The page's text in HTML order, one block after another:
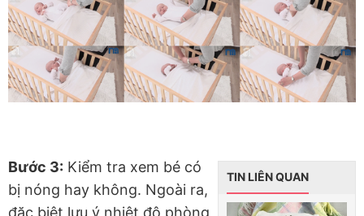
TIN LIÊN QUAN
Bước 3: Kiểm tra xem bé có
bị nóng hay không. Ngoài ra,